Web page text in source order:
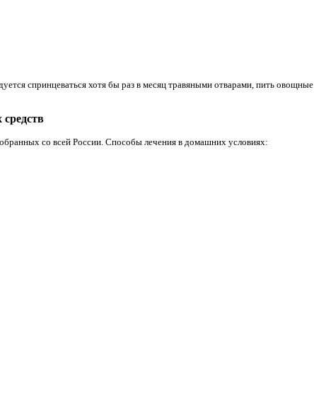
спринцеваться хотя бы раз в месяц травяными отварами, пить овощные
со всей России. Способы лечения в домашних условиях: